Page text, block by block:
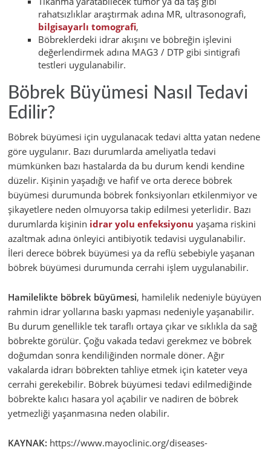
rahatsızlıklar araştırmak adına MR, ultrasonografi,
bilgisayarlı tomografi,
Böbreklerdeki idrar akışını ve böbreğin işlevini
değerlendirmek adına MAG3 / DTP gibi sintigrafi
testleri uygulanabilir.
Böbrek Büyümesi Nasıl Tedavi
Edilir?
Böbrek büyümesi için uygulanacak tedavi altta yatan nedene
göre uygulanır. Bazı durumlarda ameliyatla tedavi
mümkünken bazı hastalarda da bu durum kendi kendine
düzelir. Kişinin yaşadığı ve hafif ve orta derece böbrek
büyümesi durumunda böbrek fonksiyonları etkilenmiyor ve
şikayetlere neden olmuyorsa takip edilmesi yeterlidir. Bazı
durumlarda kişinin idrar yolu enfeksiyonu yaşama riskini
azaltmak adına önleyici antibiyotik tedavisi uygulanabilir.
İleri derece böbrek büyümesi ya da reflü sebebiyle yaşanan
böbrek büyümesi durumunda cerrahi işlem uygulanabilir.
Hamilelikte böbrek büyümesi, hamilelik nedeniyle büyüyen
rahmin idrar yollarına baskı yapması nedeniyle yaşanabilir.
Bu durum genellikle tek taraflı ortaya çıkar ve sıklıkla da sağ
böbrekte görülür. Çoğu vakada tedavi gerekmez ve böbrek
doğumdan sonra kendiliğinden normale döner. Ağır
vakalarda idrarı böbrekten tahliye etmek için kateter veya
cerrahi gerekebilir. Böbrek büyümesi tedavi edilmediğinde
böbrekte kalıcı hasara yol açabilir ve nadiren de böbrek
yetmezliği yaşanmasına neden olabilir.
KAYNAK: https://www.mayoclinic.org/diseases-